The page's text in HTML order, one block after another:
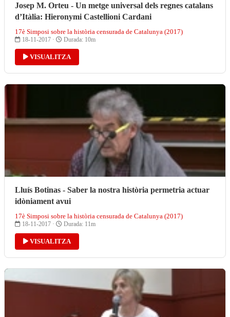
Josep M. Orteu - Un metge universal dels regnes catalans
d’Itàlia: Hieronymi Castellioni Cardani
17è Simposi sobre la història censurada de Catalunya (2017)
18-11-2017 · Durada: 10m
VISUALITZA
Lluís Botinas - Saber la nostra història permetria actuar
idòniament avui
17è Simposi sobre la història censurada de Catalunya (2017)
18-11-2017 · Durada: 11m
VISUALITZA